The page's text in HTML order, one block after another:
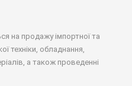
на продажу імпортної та
техніки, обладнання,
а також проведенні